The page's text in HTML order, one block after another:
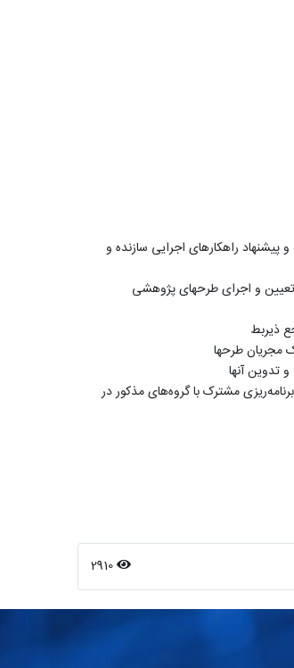
راهکارهای اجرایی سازنده و
تعیین و اجرای طرحهای پژوهشی
ذیربط
مجریان طرحها
تدوین آنها
مشترک با گروه‌های مذکور در
2910